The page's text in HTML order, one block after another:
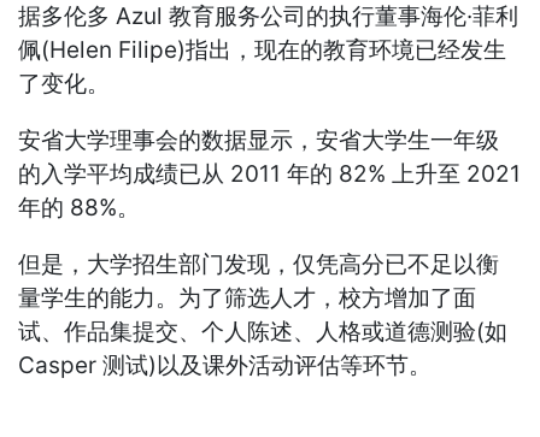
据多伦多 Azul 教育服务公司的执行董事海伦·菲利
佩(Helen Filipe)指出，现在的教育环境已经发生
了变化。
安省大学理事会的数据显示，安省大学生一年级
的入学平均成绩已从 2011 年的 82% 上升至 2021
年的 88%。
但是，大学招生部门发现，仅凭高分已不足以衡
量学生的能力。为了筛选人才，校方增加了面
试、作品集提交、个人陈述、人格或道德测验(如
Casper 测试)以及课外活动评估等环节。